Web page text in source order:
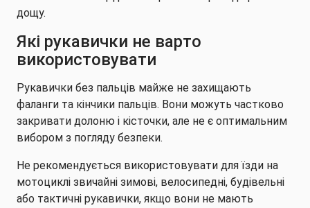
дощу.
Які рукавички не варто
використовувати
Рукавички без пальців майже не захищають
фаланги та кінчики пальців. Вони можуть частково
закривати долоню і кісточки, але не є оптимальним
вибором з погляду безпеки.
Не рекомендується використовувати для їзди на
мотоциклі звичайні зимові, велосипедні, будівельні
або тактичні рукавички, якщо вони не мають